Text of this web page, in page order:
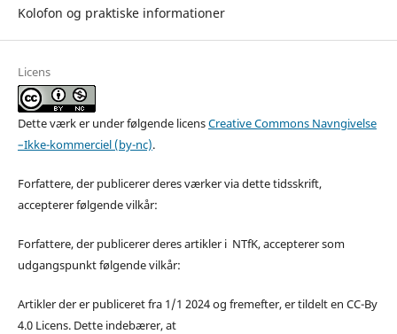
Kolofon og praktiske informationer
Licens
Dette værk er under følgende licensCreative Commons Navngivelse
–Ikke-kommerciel (by-nc).
Forfattere, der publicerer deres værker via dette tidsskrift,
accepterer følgende vilkår:
Forfattere, der publicerer deres artikler i NTfK, accepterer som
udgangspunkt følgende vilkår:
Artikler der er publiceret fra 1/1 2024 og fremefter, er tildelt en CC-By
4.0 Licens. Dette indebærer, at